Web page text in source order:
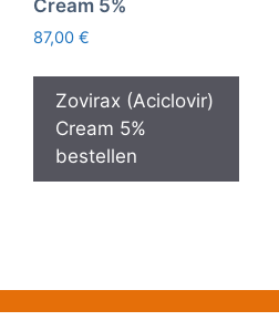
Cream 5%
87,00 €
Zovirax (Aciclovir)
Cream 5%
bestellen